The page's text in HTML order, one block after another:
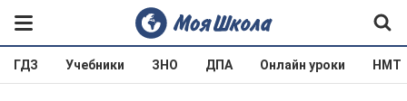
ГДЗ Учебники ЗНО ДПА Онлайн уроки НМТ